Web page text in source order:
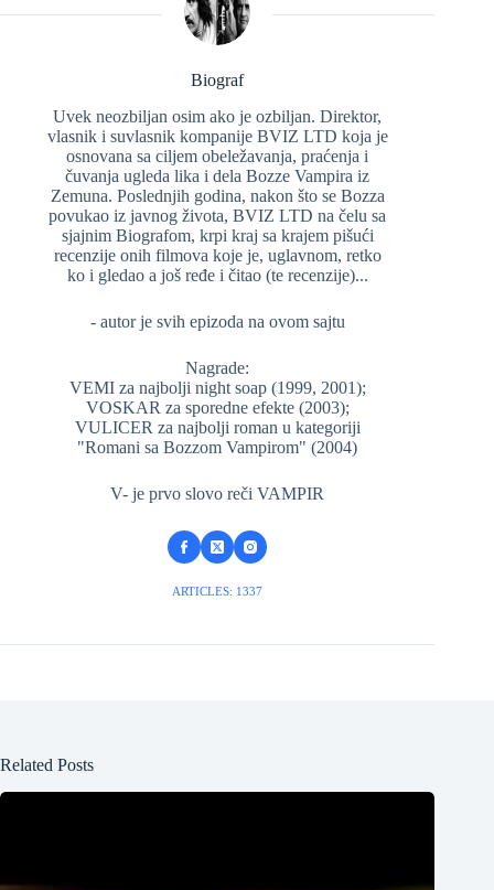
Biograf
Uvek neozbiljan osim ako je ozbiljan. Direktor,
vlasnik i suvlasnik kompanije BVIZ LTD koja je
osnovana sa ciljem obeležavanja, praćenja i
čuvanja ugleda lika i dela Bozze Vampira iz
Zemuna. Poslednjih godina, nakon što se Bozza
povukao iz javnog života, BVIZ LTD na čelu sa
sjajnim Biografom, krpi kraj sa krajem pišući
recenzije onih filmova koje je, uglavnom, retko
ko i gledao a još ređe i čitao (te recenzije)...
- autor je svih epizoda na ovom sajtu
Nagrade:
VEMI za najbolji night soap (1999, 2001);
VOSKAR za sporedne efekte (2003);
VULICER za najbolji roman u kategoriji
"Romani sa Bozzom Vampirom" (2004)
V- je prvo slovo reči VAMPIR
ARTICLES: 1337
Related Posts